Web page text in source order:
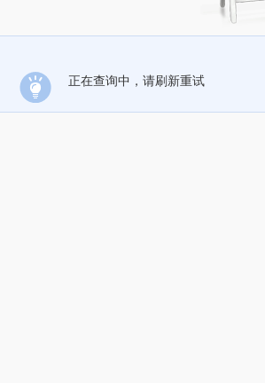
正在查询中，请刷新重试